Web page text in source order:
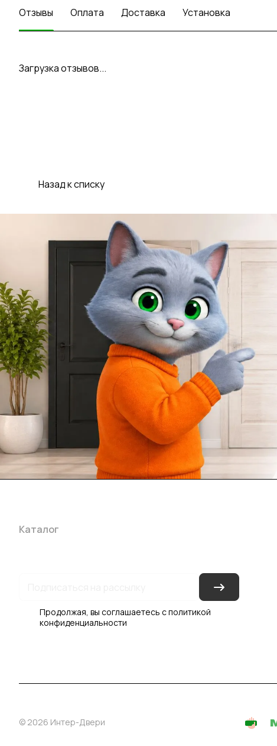
Отзывы Оплата Доставка Установка
Загрузка отзывов...
Назад к списку
Каталог
Продолжая, вы соглашаетесь сполитикой
конфиденциальности
© 2026 Интер-Двери